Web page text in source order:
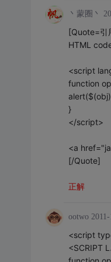
丶蒙圈丶
[Quote=引
HTML
<script
function
}
</script>
<a
[/Quote]
正解
ootwo
<script
<SCRIPT